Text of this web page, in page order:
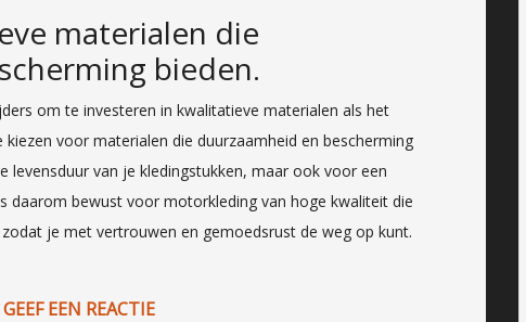
materialen die
bieden.
om te investeren in kwalitatieve materialen als het
voor materialen die duurzaamheid en bescherming
levensduur van je kledingstukken, maar ook voor een
daarom bewust voor motorkleding van hoge kwaliteit die
je met vertrouwen en gemoedsrust de weg op kunt.
GEEF EEN REACTIE